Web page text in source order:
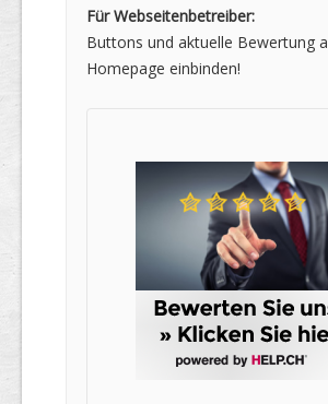
Für Webseitenbetreiber:
Buttons und aktuelle Bewertung
Homepage einbinden!